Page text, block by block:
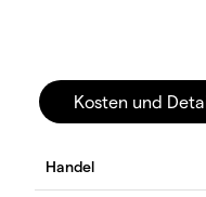
Kosten und